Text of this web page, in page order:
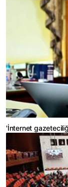
'İnternet